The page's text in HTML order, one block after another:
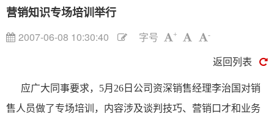
营销知识专场培训举行
2007-06-08 10:30:40 字号 + -
返回列表
应广大同事要求，5月26日公司资深销售经理李治国对销
售人员做了专场培训，内容涉及谈判技巧、营销口才和业务